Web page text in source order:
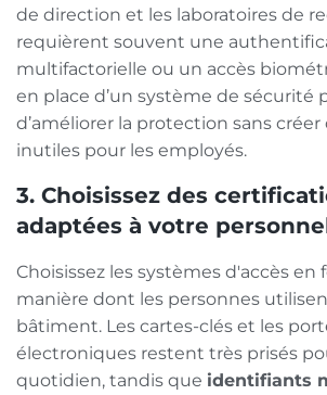
de direction et les laboratoires de
requièrent souvent une
multifactorielle ou un accès
en place d’un système de sécurité
d’améliorer la protection sans
inutiles pour les employés.
3. Choisissez des
adaptées à votre
Choisissez les systèmes d'accès en
manière dont les personnes
bâtiment. Les cartes-clés et les
électroniques restent très prisés
quotidien, tandis que identifiants